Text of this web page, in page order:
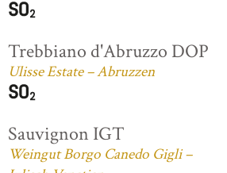
Trebbiano d'Abruzzo DOP
Ulisse Estate – Abruzzen
Sauvignon IGT
Weingut Borgo Canedo Gigli –